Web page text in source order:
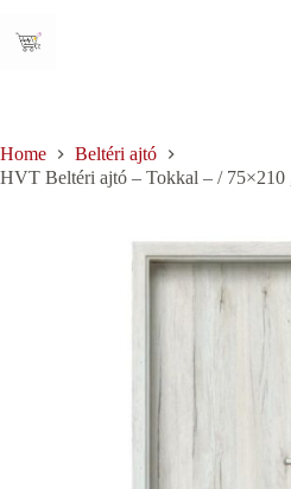
content
Home
Beltéri ajtó
HVT Beltéri ajtó – Tokkal – / 75×210